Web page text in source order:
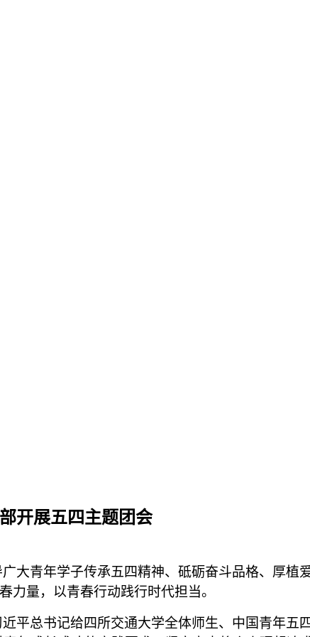
开展五四主题团会
大青年学子传承五四精神、砥砺奋斗品格、厚植
力量，以青春行动践行时代担当。
平总书记给四所交通大学全体师生、中国青年